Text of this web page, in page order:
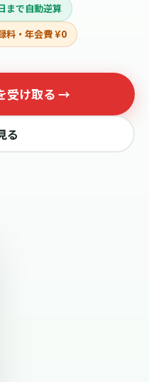
まで自動逆算
料・年会費 ¥0
受け取る →
る